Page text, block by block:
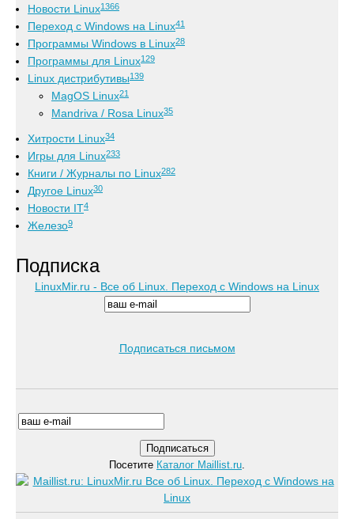
Новости Linux1366
Переход с Windows на Linux41
Программы Windows в Linux28
Программы для Linux129
Linux дистрибутивы139
MagOS Linux21
Mandriva / Rosa Linux35
Хитрости Linux34
Игры для Linux233
Книги / Журналы по Linux282
Другое Linux30
Новости IT4
Железо9
Подписка
LinuxMir.ru - Все об Linux. Переход с Windows на Linux
Подписаться письмом
Посетите Каталог Maillist.ru.